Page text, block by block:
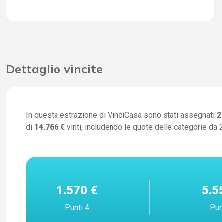
Dettaglio vincite
In questa estrazione di VinciCasa sono stati assegnati
di 14.766 € vinti, includendo le quote delle categorie da
1.570 €
Punti 4